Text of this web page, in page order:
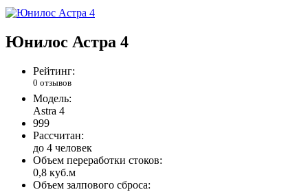
Юнилос Астра 4
Рейтинг:
0 отзывов
Модель:
Astra 4
999
Рассчитан:
до 4 человек
Объем переработки стоков:
0,8 куб.м
Объем залпового сброса: